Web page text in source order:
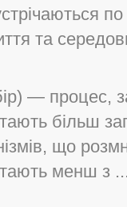
та
— процес,
більш
що
менш з